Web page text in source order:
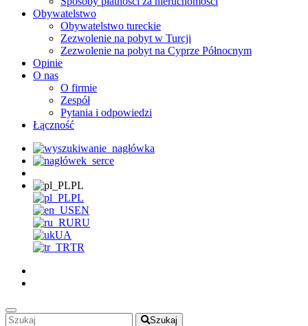
Obywatelstwo
Obywatelstwo tureckie
Zezwolenie na pobyt w Turcji
Zezwolenie na pobyt na Cyprze Północnym
Opinie
O nas
O firmie
Zespół
Pytania i odpowiedzi
Łączność
PL
PL
EN
RU
UA
TR
Szukaj